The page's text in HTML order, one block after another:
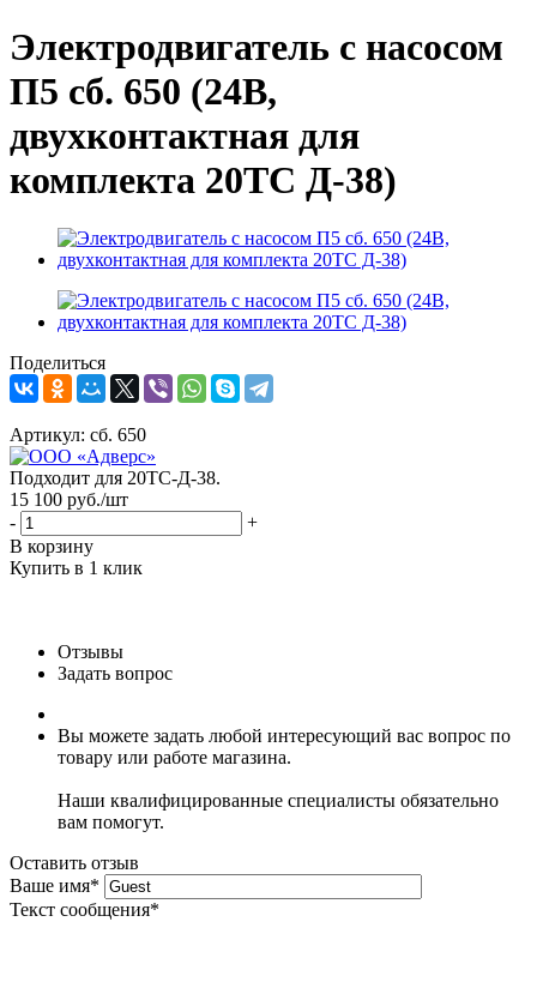
Электродвигатель с насосом
П5 cб. 650 (24В,
двухконтактная для
комплекта 20ТС Д-38)
Поделиться
Артикул: cб. 650
Подходит для 20ТС-Д-38.
15 100 руб./шт
-
+
В корзину
Купить в 1 клик
Отзывы
Задать вопрос
Вы можете задать любой интересующий вас вопрос по
товару или работе магазина.
Наши квалифицированные специалисты обязательно
вам помогут.
Оставить отзыв
Ваше имя*
Текст сообщения*